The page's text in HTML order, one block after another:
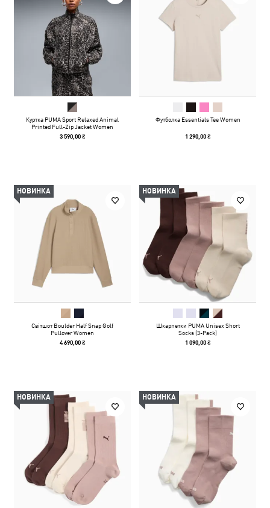
Куртка PUMA Sport Relaxed Animal
Printed Full-Zip Jacket Women
3 590,00 ₴
Футболка Essentials Tee Women
1 290,00 ₴
НОВИНКА
Світшот Boulder Half Snap Golf
Pullover Women
4 690,00 ₴
НОВИНКА
Шкарпетки PUMA Unisex Short
Socks (3-Pack)
1 090,00 ₴
НОВИНКА НОВИНКА